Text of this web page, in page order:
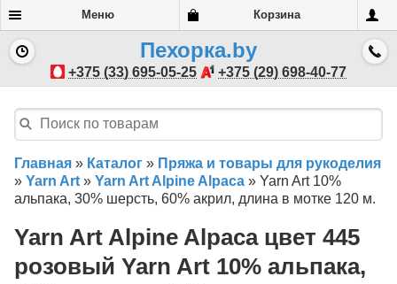
Меню Корзина
Пехорка.by
+375 (33) 695-05-25 +375 (29) 698-40-77
Главная » Каталог » Пряжа и товары для рукоделия
» Yarn Art » Yarn Art Alpine Alpaca » Yarn Art 10%
альпака, 30% шерсть, 60% акрил, длина в мотке 120 м.
Yarn Art Alpine Alpaca цвет 445
розовый Yarn Art 10% альпака,